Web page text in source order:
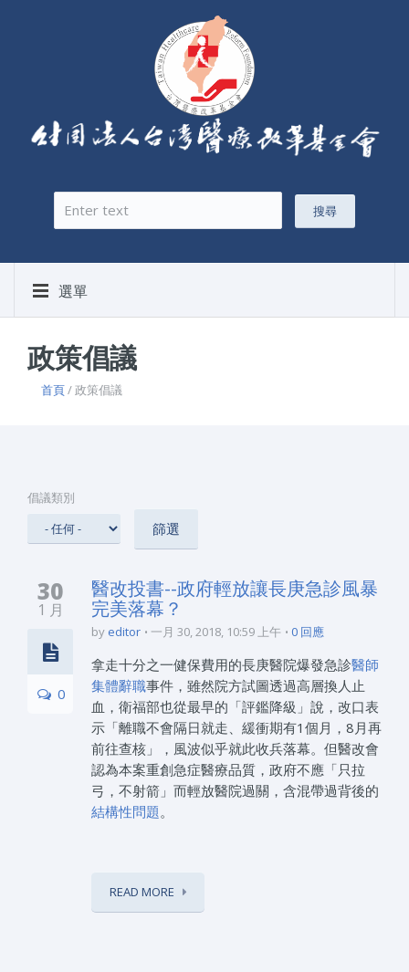
搜尋表單
搜尋
選單
政策倡議
首頁/ 政策倡議
倡議類別
30
1 月
0
醫改投書--政府輕放讓長庚急診風暴
完美落幕？
by editor 一月 30, 2018, 10:59 上午 0 回應
拿走十分之一健保費用的長庚醫院爆發急診醫師
集體辭職事件，雖然院方試圖透過高層換人止
血，衛福部也從最早的「評鑑降級」說，改口表
示「離職不會隔日就走、緩衝期有1個月，8月再
前往查核」，風波似乎就此收兵落幕。但醫改會
認為本案重創急症醫療品質，政府不應「只拉
弓，不射箭」而輕放醫院過關，含混帶過背後的
結構性問題 。
READ MORE